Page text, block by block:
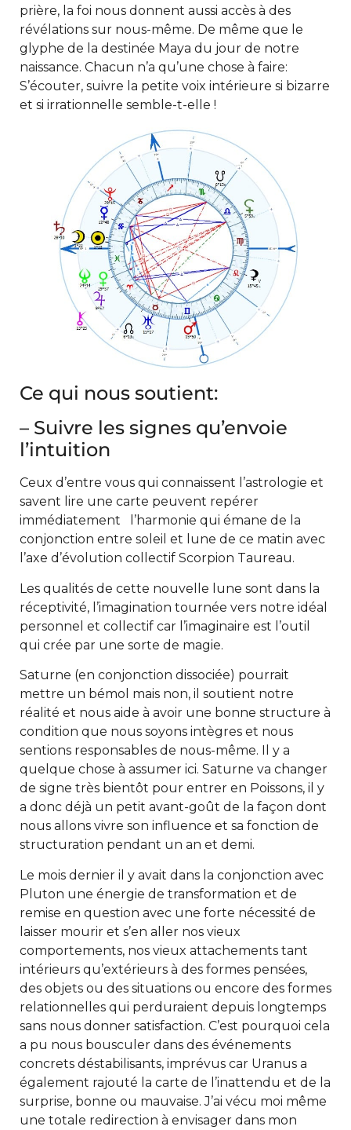
prière, la foi nous donnent aussi accès à des
révélations sur nous-même. De même que le
glyphe de la destinée Maya du jour de notre
naissance. Chacun n’a qu’une chose à faire:
S’écouter, suivre la petite voix intérieure si bizarre
et si irrationnelle semble-t-elle !
Ce qui nous soutient:
– Suivre les signes qu’envoie
l’intuition
Ceux d’entre vous qui connaissent l’astrologie et
savent lire une carte peuvent repérer
immédiatement l’harmonie qui émane de la
conjonction entre soleil et lune de ce matin avec
l’axe d’évolution collectif Scorpion Taureau.
Les qualités de cette nouvelle lune sont dans la
réceptivité, l’imagination tournée vers notre idéal
personnel et collectif car l’imaginaire est l’outil
qui crée par une sorte de magie.
Saturne (en conjonction dissociée) pourrait
mettre un bémol mais non, il soutient notre
réalité et nous aide à avoir une bonne structure à
condition que nous soyons intègres et nous
sentions responsables de nous-même. Il y a
quelque chose à assumer ici. Saturne va changer
de signe très bientôt pour entrer en Poissons, il y
a donc déjà un petit avant-goût de la façon dont
nous allons vivre son influence et sa fonction de
structuration pendant un an et demi.
Le mois dernier il y avait dans la conjonction avec
Pluton une énergie de transformation et de
remise en question avec une forte nécessité de
laisser mourir et s’en aller nos vieux
comportements, nos vieux attachements tant
intérieurs qu’extérieurs à des formes pensées,
des objets ou des situations ou encore des formes
relationnelles qui perduraient depuis longtemps
sans nous donner satisfaction. C’est pourquoi cela
a pu nous bousculer dans des événements
concrets déstabilisants, imprévus car Uranus a
également rajouté la carte de l’inattendu et de la
surprise, bonne ou mauvaise. J’ai vécu moi même
une totale redirection à envisager dans mon